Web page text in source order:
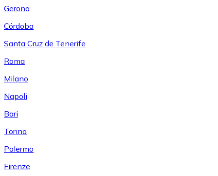
Gerona
Córdoba
Santa Cruz de Tenerife
Roma
Milano
Napoli
Bari
Torino
Palermo
Firenze